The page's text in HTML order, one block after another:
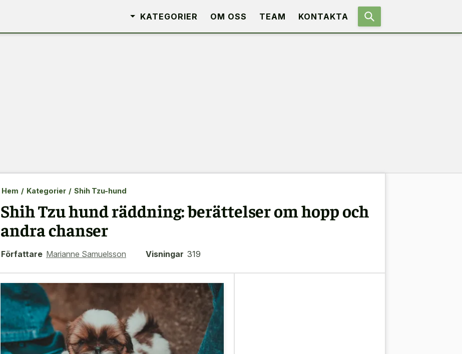
KATEGORIER OM OSS TEAM KONTAKTA
Hem / Kategorier / Shih Tzu-hund
Shih Tzu hund räddning: berättelser om hopp och
andra chanser
Författare Marianne Samuelsson Visningar 319